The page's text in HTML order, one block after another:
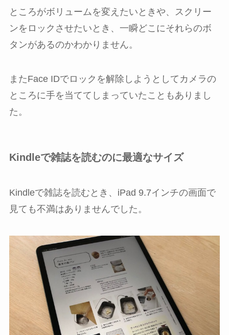
ところがボリュームを変えたいときや、スクリー
ンをロックさせたいとき、一瞬どこにそれらのボ
タンがあるのかわかりません。
またFace IDでロックを解除しようとしてカメラの
ところに手を当ててしまっていたこともありまし
た。
Kindleで雑誌を読むのに最適なサイズ
Kindleで雑誌を読むとき、iPad 9.7インチの画面で
見ても不満はありませんでした。